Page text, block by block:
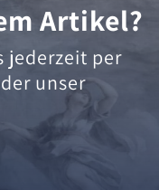
Artikel?
jederzeit per
unser